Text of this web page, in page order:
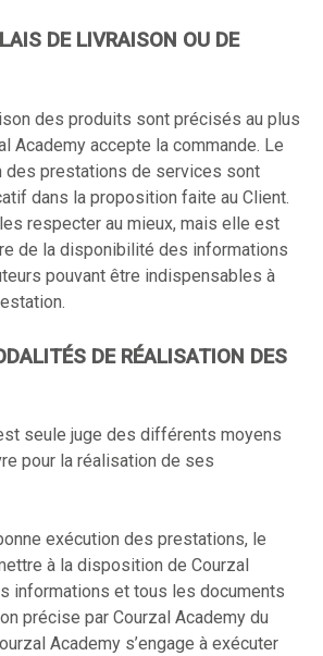
DE LIVRAISON OU DE
des produits sont précisés au plus
Academy accepte la commande. Le
des prestations de services sont
dans la proposition faite au Client.
les respecter au mieux, mais elle est
de la disponibilité des informations
pouvant être indispensables à
DE RÉALISATION DES
seule juge des différents moyens
pour la réalisation de ses
exécution des prestations, le
à la disposition de Courzal
informations et tous les documents
précise par Courzal Academy du
Academy s’engage à exécuter